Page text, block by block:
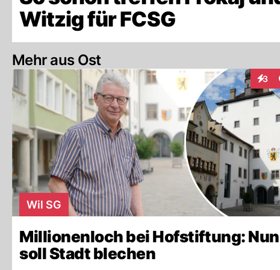
Witzig für FCSG
Mehr aus Ost
3
Wil SG
Millionenloch bei Hofstiftung: Nun
soll Stadt blechen